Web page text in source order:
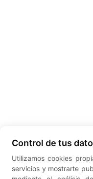
Control de tus
Utilizamos cookies
servicios y mostrarte